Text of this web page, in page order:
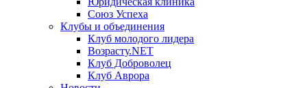
Союз Успеха
Клубы и объединения
Клуб молодого лидера
Возрасту.NET
Клуб Доброволец
Клуб Аврора